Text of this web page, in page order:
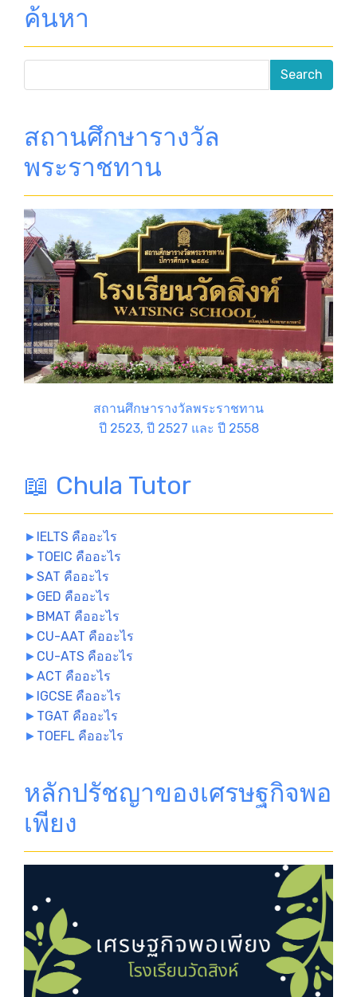
ค้นหา
สถานศึกษารางวัล
พระราชทาน
สถานศึกษารางวัลพระราชทาน
ปี 2523, ปี 2527 และ ปี 2558
📖 Chula Tutor
► IELTS คืออะไร
► TOEIC คืออะไร
►SAT คืออะไร
► GED คืออะไร
► BMAT คืออะไร
► CU-AAT คืออะไร
► CU-ATS คืออะไร
►ACT คืออะไร
► IGCSE คืออะไร
► TGAT คืออะไร
► TOEFL คืออะไร
หลักปรัชญาของเศรษฐกิจพอ
เพียง